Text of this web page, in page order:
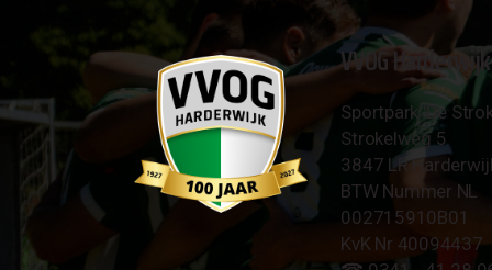
VVOG Harderwijk
Sportpark 'De
Strokelweg 5
3847 LR
BTW Nummer NL
002715910B01
KvK Nr 40094437